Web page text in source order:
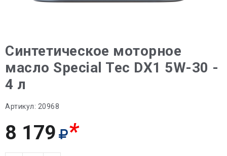
Синтетическое моторное
масло Special Tec DX1 5W-30 -
4 л
Артикул: 20968
8 179 *